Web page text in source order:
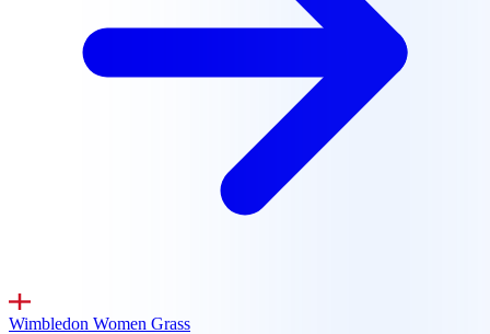
Wimbledon Women Grass